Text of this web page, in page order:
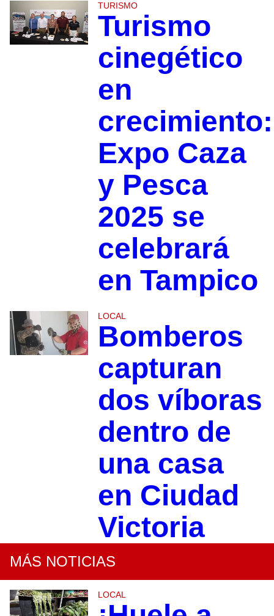
TURISMO
Turismo
cinegético
en
crecimiento:
Expo Caza
y Pesca
2025 se
celebrará
en Tampico
LOCAL
Bomberos
capturan
dos víboras
dentro de
una casa
en Ciudad
Victoria
MÁS NOTICIAS
LOCAL